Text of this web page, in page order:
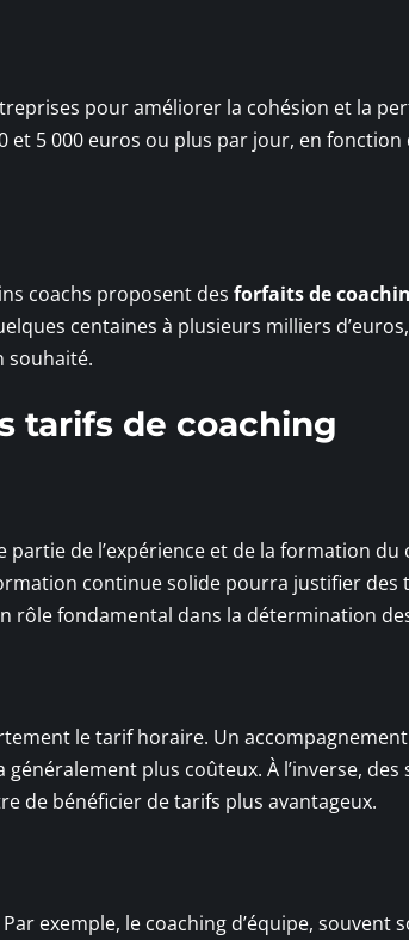
pour améliorer la cohésion et la
et 5 000 euros ou plus par jour, en fonction
coachs proposent des forfaits de
centaines à plusieurs milliers
souhaité.
tarifs de coaching
de l’expérience et de la formation du
continue solide pourra justifier des
rôle fondamental dans la détermination
le tarif horaire. Un
plus coûteux. À l’inverse, des
de bénéficier de tarifs plus avantageux.
exemple, le coaching d’équipe, souvent